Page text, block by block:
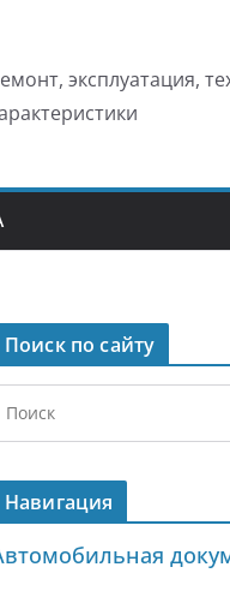
эксплуатация,
Поиск по сайту
Навигация